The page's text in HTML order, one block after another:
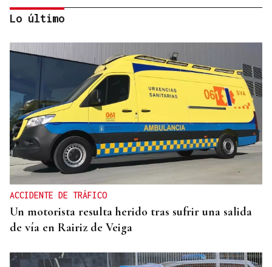
ARREDOR DE 300 PERSOAS
Galería | A Festa da Palabra acolle a entrega dos
Premios Ínsua dos Poetas 2026
Lo último
ACCIDENTE DE TRÁFICO
Un motorista resulta herido tras sufrir una salida
de vía en Rairiz de Veiga